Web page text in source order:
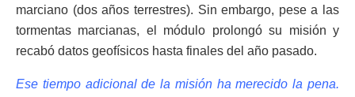
marciano (dos años terrestres). Sin embargo, pese a las
tormentas marcianas, el módulo prolongó su misión y
recabó datos geofísicos hasta finales del año pasado.
Ese tiempo adicional de la misión ha merecido la pena.